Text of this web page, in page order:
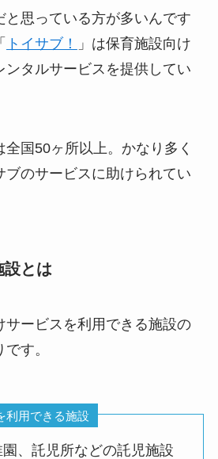
と思っている方が多いんです
トイサブ！
」は保育施設向け
ンタルサービスを提供してい
国50ヶ所以上。かなり多く
ブのサービスに助けられてい
設とは
サービスを利用できる施設の
す。
利用できる施設
、託児所などの託児施設